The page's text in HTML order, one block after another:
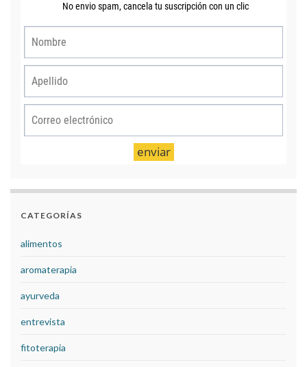
CATEGORÍAS
alimentos
aromaterapia
ayurveda
entrevista
fitoterapia